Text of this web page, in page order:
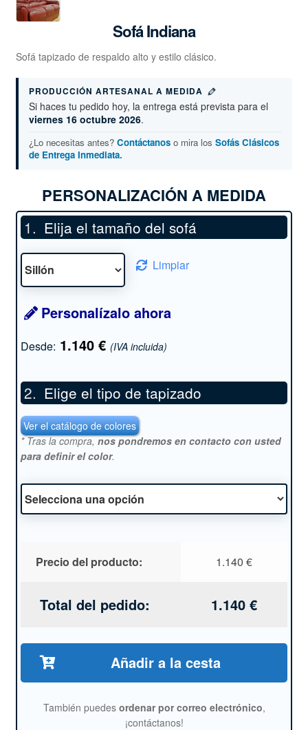
Sofá Indiana
Sofá tapizado de respaldo alto y estilo clásico.
PRODUCCIÓN ARTESANAL A MEDIDA
Si haces tu pedido hoy, la entrega está prevista para el
viernes 16 octubre 2026.
¿Lo necesitas antes? Contáctanoso mira los Sofás Clásicos
de Entrega Inmediata.
PERSONALIZACIÓN A MEDIDA
Elija el tamaño del sofá
Limpiar
Personalízalo ahora
Desde: 1.140 € (IVA incluida)
Elige el tipo de tapizado
Ver el catálogo de colores
* Tras la compra,nos pondremos en contacto con usted
para definir el color.
Precio del producto: 1.140 €
Total del pedido: 1.140 €
Añadir a la cesta
También puedes ordenar por correo electrónico,
¡contáctanos!